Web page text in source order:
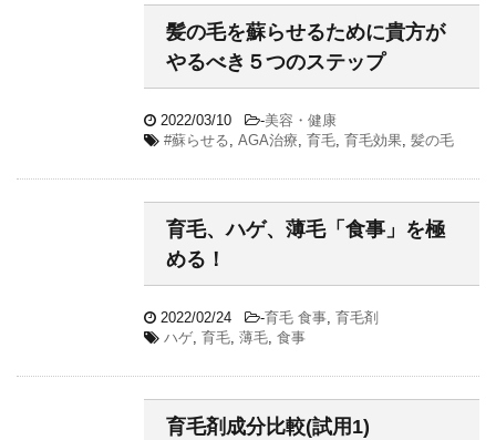
髪の毛を蘇らせるために貴方が
やるべき５つのステップ
2022/03/10 -美容・健康
#蘇らせる AGA治療 育毛 育毛効果 髪の毛
育毛、ハゲ、薄毛「食事」を極
める！
2022/02/24 -育毛 食事 育毛剤
ハゲ 育毛 薄毛 食事
育毛剤成分比較(試用1)